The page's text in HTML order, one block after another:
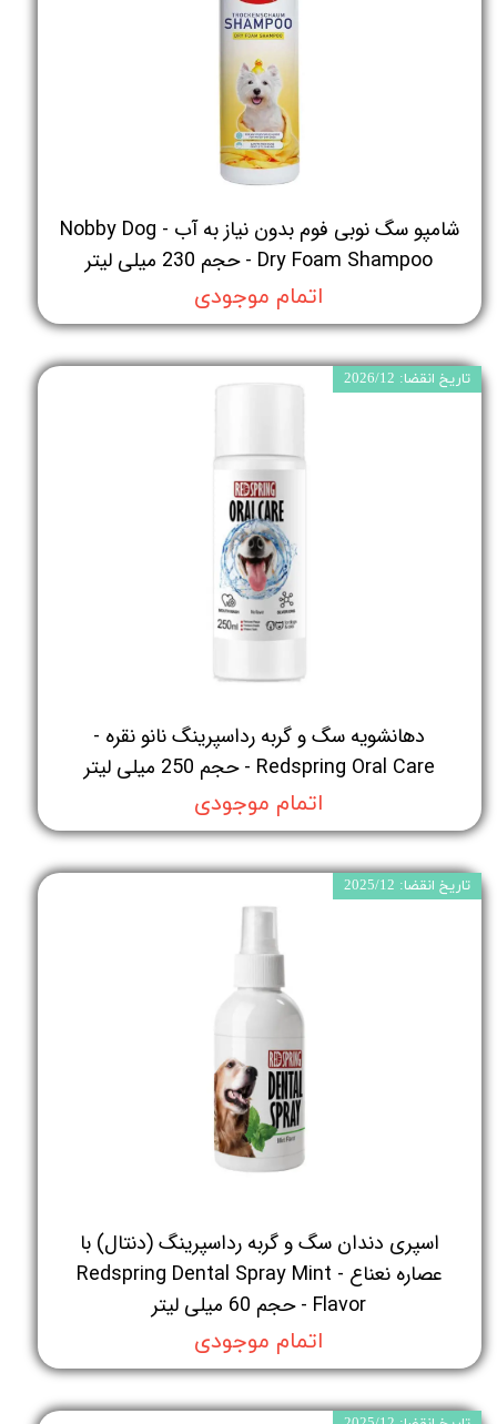
شامپو سگ نوبی فوم بدون نیاز به آب - Nobby Dog
Dry Foam Shampoo - حجم 230 میلی لیتر
اتمام موجودی
دهانشویه سگ و گربه رداسپرینگ نانو نقره -
Redspring Oral Care - حجم 250 میلی لیتر
اتمام موجودی
تاریخ انقضا: 2026/12
اسپری دندان سگ و گربه رداسپرینگ (دنتال) با
عصاره نعناع - Redspring Dental Spray Mint
Flavor - حجم 60 میلی لیتر
اتمام موجودی
تاریخ انقضا: 2025/12